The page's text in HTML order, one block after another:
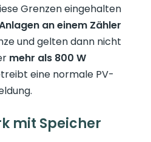
Grenzen eingehalten
an einem Zähler
und gelten dann nicht
mehr als 800 W
eine normale PV-
mit Speicher